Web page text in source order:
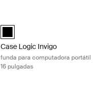
black (selected)
Case Logic Invigo
funda para computadora portátil
16 pulgadas